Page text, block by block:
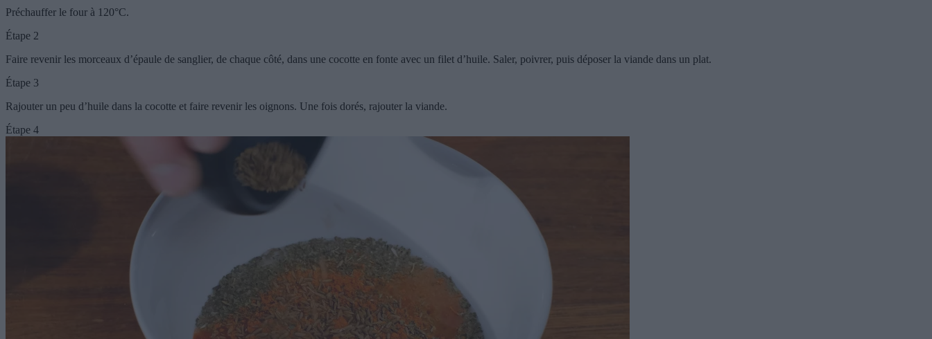
Préchauffer le four à 120°C.
Étape 2
Faire revenir les morceaux d’épaule de sanglier, de chaque côté, dans une cocotte en fonte avec un filet d’huile. Saler, poivrer, puis déposer la viande dans un plat.
Étape 3
Rajouter un peu d’huile dans la cocotte et faire revenir les oignons. Une fois dorés, rajouter la viande.
Étape 4